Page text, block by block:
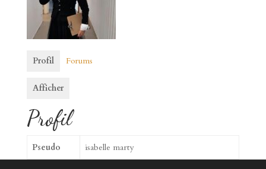
Profil Forums
Afficher
Profil
Pseudo isabelle marty